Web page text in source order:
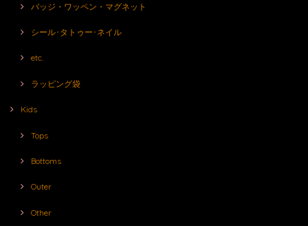
バッジ・ワッペン・マグネット
シール･タトゥー･ネイル
etc.
ラッピング袋
Kids
Tops
Bottoms
Outer
Other